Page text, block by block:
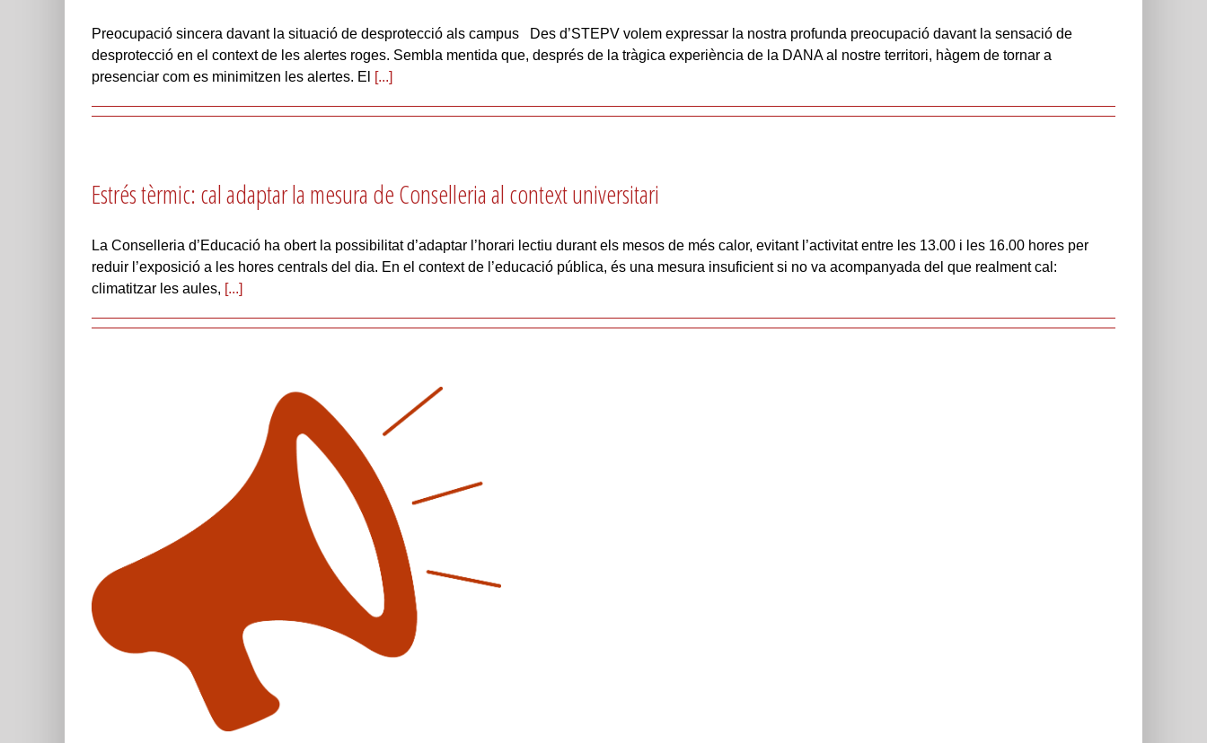
Preocupació sincera davant la situació de desprotecció als campus Des d’STEPV volem expressar la nostra profunda preocupació davant la sensació de
desprotecció en el context de les alertes roges. Sembla mentida que, després de la tràgica experiència de la DANA al nostre territori, hàgem de tornar a
presenciar com es minimitzen les alertes. El
[...]
Estrés tèrmic: cal adaptar la mesura de Conselleria al context universitari
La Conselleria d’Educació ha obert la possibilitat d’adaptar l’horari lectiu durant els mesos de més calor, evitant l’activitat entre les 13.00 i les 16.00 hores per
reduir l’exposició a les hores centrals del dia. En el context de l’educació pública, és una mesura insuficient si no va acompanyada del que realment cal:
climatitzar les aules, [...]